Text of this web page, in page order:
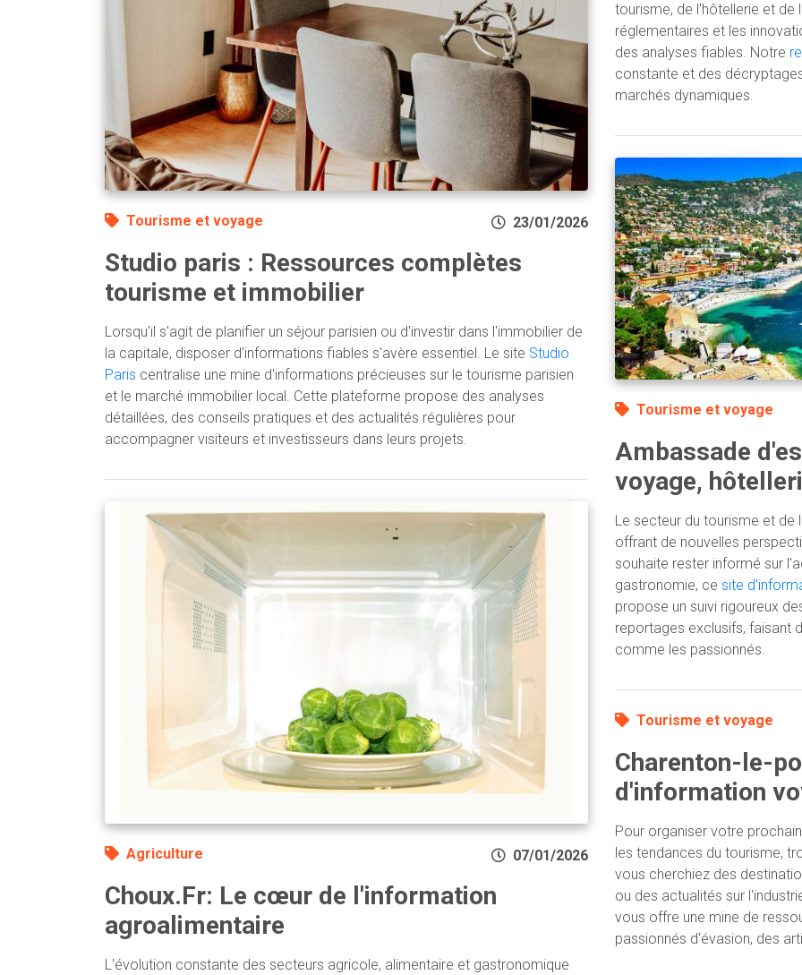
Tourisme et voyage 23/01/2026
Studio paris : Ressources complètes
tourisme et immobilier
Lorsqu'il s'agit de planifier un séjour parisien ou d'investir dans l'immobilier de
la capitale, disposer d'informations fiables s'avère essentiel. Le site Studio
Paris centralise une mine d'informations précieuses sur le tourisme parisien
et le marché immobilier local. Cette plateforme propose des analyses
détaillées, des conseils pratiques et des actualités régulières pour
accompagner visiteurs et investisseurs dans leurs projets.
Agriculture 07/01/2026
Choux.Fr: Le cœur de l'information
agroalimentaire
L'évolution constante des secteurs agricole, alimentaire et gastronomique
tourisme, de l'hôtellerie et de
réglementaires et les
des analyses fiables. Notre
constante et des
marchés dynamiques.
Tourisme et voyage
Ambassade
voyage,
Le secteur du tourisme et de
offrant de nouvelles
souhaite rester informé sur
gastronomie, ce site
propose un suivi rigoureux
reportages exclusifs, faisant
comme les passionnés.
Tourisme et voyage
Charenton-le-
d'information
Pour organiser votre
les tendances du tourisme,
vous cherchiez des
ou des actualités sur
vous offre une mine de
passionnés d'évasion, des